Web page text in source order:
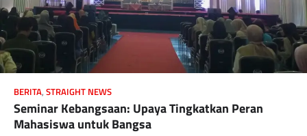
BERITA, STRAIGHT NEWS
Seminar Kebangsaan: Upaya Tingkatkan Peran
Mahasiswa untuk Bangsa